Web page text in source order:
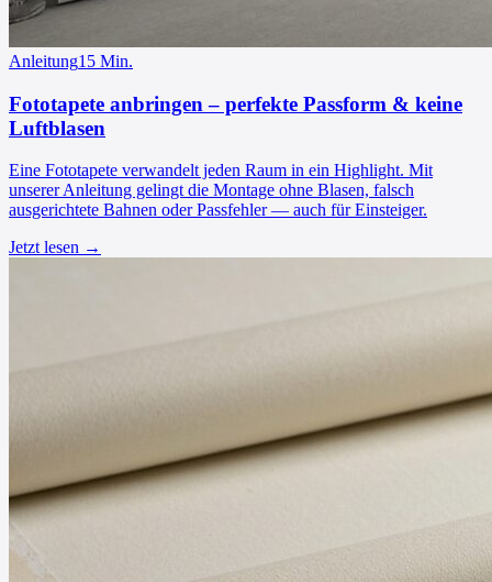
Anleitung15 Min.
Fototapete anbringen – perfekte Passform & keine
Luftblasen
Eine Fototapete verwandelt jeden Raum in ein Highlight. Mit
unserer Anleitung gelingt die Montage ohne Blasen, falsch
ausgerichtete Bahnen oder Passfehler — auch für Einsteiger.
Jetzt lesen →